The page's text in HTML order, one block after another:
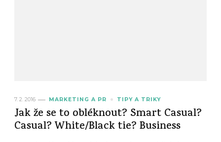
7. 2. 2016 MARKETING A PR TIPY A TRIKY
Jak že se to obléknout? Smart Casual?
Casual? White/Black tie? Business